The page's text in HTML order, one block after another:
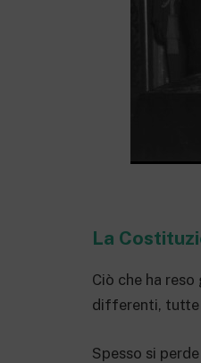
La
Ciò che ha
differenti, tutte
Spesso si